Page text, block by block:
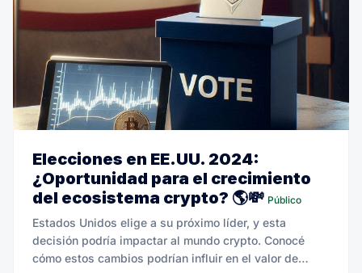
Elecciones en EE.UU. 2024:
¿Oportunidad para el crecimiento
del ecosistema crypto? 🌎💸 Público
Estados Unidos elige a su próximo líder, y esta
decisión podría impactar al mundo crypto. Conocé
cómo estos cambios podrían influir en el valor de